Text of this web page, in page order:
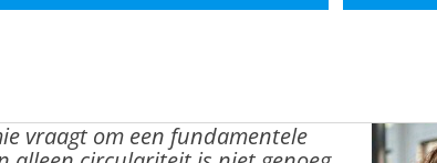
vraagt om een fundamentele